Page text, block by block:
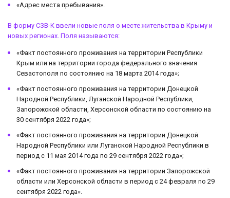
«Адрес места пребывания».
В форму СЗВ-К ввели новые поля о месте жительства в Крыму и
новых регионах. Поля называются:
«Факт постоянного проживания на территории Республики
Крым или на территории города федерального значения
Севастополя по состоянию на 18 марта 2014 года»;
«Факт постоянного проживания на территории Донецкой
Народной Республики, Луганской Народной Республики,
Запорожской области, Херсонской области по состоянию на
30 сентября 2022 года»;
«Факт постоянного проживания на территории Донецкой
Народной Республики или Луганской Народной Республики в
период с 11 мая 2014 года по 29 сентября 2022 года»;
«Факт постоянного проживания на территории Запорожской
области или Херсонской области в период с 24 февраля по 29
сентября 2022 года».